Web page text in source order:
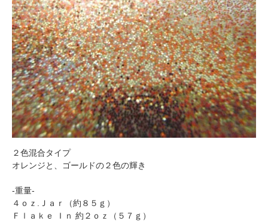
２色混合タイプ
オレンジと、ゴールドの２色の輝き
-重量-
４ｏｚ.Ｊａｒ（約８５ｇ）
Ｆｌａｋｅ Ｉｎ 約２ｏｚ（５７ｇ）